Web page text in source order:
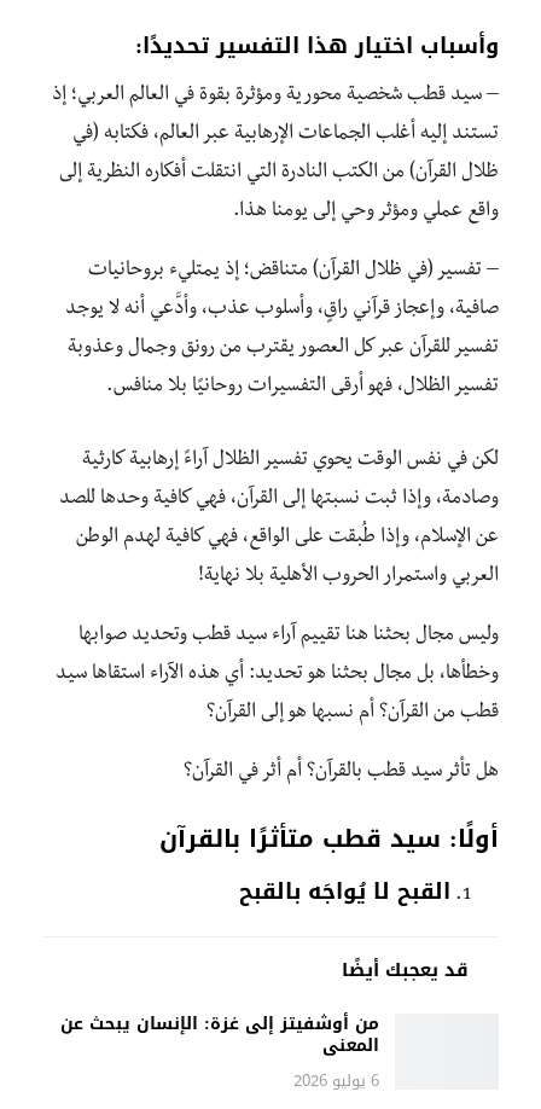
وأسباب اختيار هذا التفسير تحديدًا:
– سيد قطب شخصية محورية ومؤثرة بقوة في العالم العربي؛ إذ
تستند إليه أغلب الجماعات الإرهابية عبر العالم، فكتابه (في
ظلال القرآن) من الكتب النادرة التي انتقلت أفكاره النظرية إلى
واقع عملي ومؤثر وحي إلى يومنا هذا.
– تفسير (في ظلال القرآن) متناقض؛ إذ يمتليء بروحانيات
صافية، وإعجاز قرآني راقٍ، وأسلوب عذب، وأدَّعي أنه لا يوجد
تفسير للقرآن عبر كل العصور يقترب من رونق وجمال وعذوبة
تفسير الظلال، فهو أرقى التفسيرات روحانيًا بلا منافس.
لكن في نفس الوقت يحوي تفسير الظلال آراءً إرهابية كارثية
وصادمة، وإذا ثبت نسبتها إلى القرآن، فهي كافية وحدها للصد
عن الإسلام، وإذا طُبقت على الواقع، فهي كافية لهدم الوطن
العربي واستمرار الحروب الأهلية بلا نهاية!
وليس مجال بحثنا هنا تقييم آراء سيد قطب وتحديد صوابها
وخطأها، بل مجال بحثنا هو تحديد: أي هذه الآراء استقاها سيد
قطب من القرآن؟ أم نسبها هو إلى القرآن؟
هل تأثر سيد قطب بالقرآن؟ أم أثر في القرآن؟
أولًا: سيد قطب متأثرًا بالقرآن
القبح لا يُواجَه بالقبح
قد يعجبك أيضًا
من أوشفيتز إلى غزة: الإنسان يبحث عن
المعنى
6 يوليو 2026